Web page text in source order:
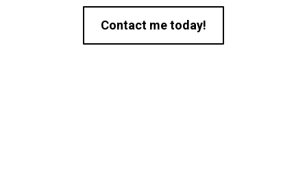
Contact me today!